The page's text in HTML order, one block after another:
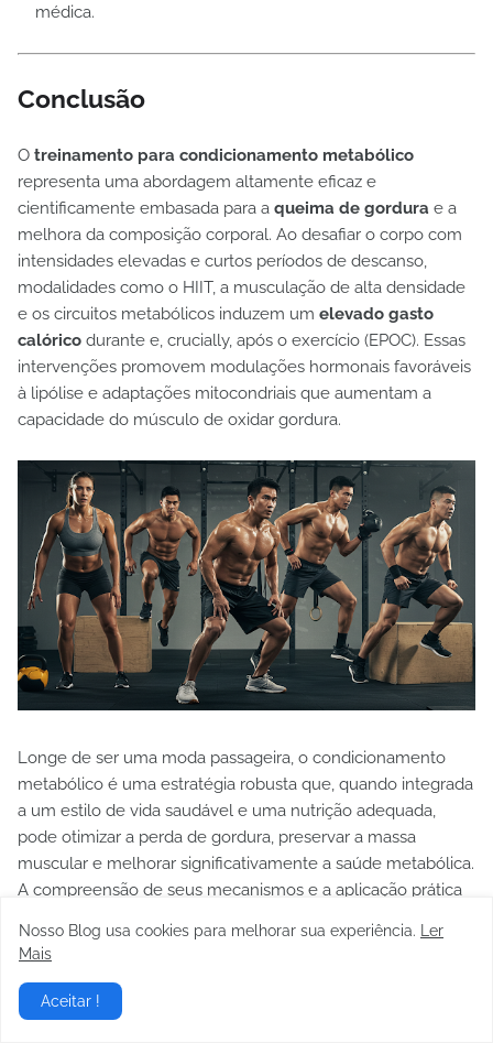
médica.
Conclusão
O treinamento para condicionamento metabólico
representa uma abordagem altamente eficaz e
cientificamente embasada para a queima de gordura e a
melhora da composição corporal. Ao desafiar o corpo com
intensidades elevadas e curtos períodos de descanso,
modalidades como o HIIT, a musculação de alta densidade
e os circuitos metabólicos induzem um elevado gasto
calórico durante e, crucially, após o exercício (EPOC). Essas
intervenções promovem modulações hormonais favoráveis
à lipólise e adaptações mitocondriais que aumentam a
capacidade do músculo de oxidar gordura.
Longe de ser uma moda passageira, o condicionamento
metabólico é uma estratégia robusta que, quando integrada
a um estilo de vida saudável e uma nutrição adequada,
pode otimizar a perda de gordura, preservar a massa
muscular e melhorar significativamente a saúde metabólica.
A compreensão de seus mecanismos e a aplicação prática
da área e para indivíduos que buscam resultados
saudável e uma composição corporal otimizada.
Nosso Blog usa cookies para melhorar sua experiência.
Ler
Mais
Aceitar !